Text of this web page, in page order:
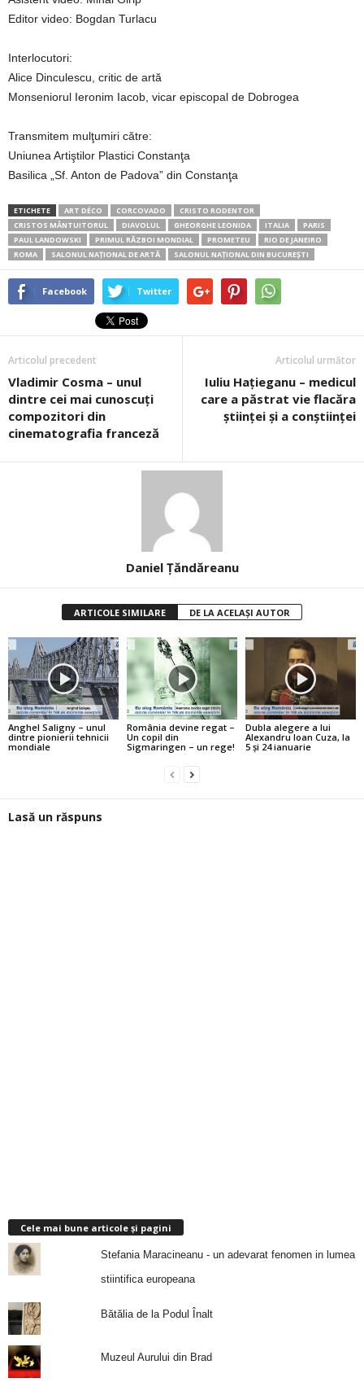
Editor video: Bogdan Turlacu
Interlocutori:
Alice Dinculescu, critic de artă
Monseniorul Ieronim Iacob, vicar episcopal de Dobrogea
Transmitem mulţumiri către:
Uniunea Artiştilor Plastici Constanţa
Basilica „Sf. Anton de Padova” din Constanţa
ETICHETE ART DÉCO CORCOVADO
CRISTO RODENTOR
CRISTOS MÂNTUITORUL
DIAVOLUL GHEORGHE LEONIDA ITALIA
PARIS
PAUL LANDOWSKI
PRIMUL RĂZBOI MONDIAL PROMETEU
RIO DE JANEIRO
ROMA
SALONUL NAŢIONAL DE ARTĂ SALONUL NAȚIONAL DIN BUCUREŞTI
Facebook Twitter
Articolul precedent
Vladimir Cosma – unul
dintre cei mai cunoscuţi
compozitori din
cinematografia franceză
Articolul următor
Iuliu Hațieganu – medicul
care a păstrat vie flacăra
ştiinţei şi a conştiinţei
Daniel Țăndăreanu
ARTICOLE SIMILARE DE LA ACELAȘI AUTOR
Anghel Saligny – unul
dintre pionierii tehnicii
mondiale
România devine regat –
Un copil din
Sigmaringen – un rege!
Dubla alegere a lui
Alexandru Ioan Cuza, la
5 şi 24 ianuarie
Lasă un răspuns
Cele mai bune articole și pagini
Stefania Maracineanu - un adevarat fenomen in lumea
stiintifica europeana
Bătălia de la Podul Înalt
Muzeul Aurului din Brad